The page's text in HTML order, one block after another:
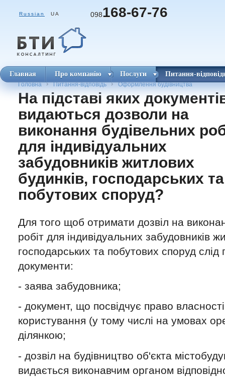
Russian UA 098168-67-76
Главная Про компанію Послуги Питання-
Головна Питання-відповідь Оформлення будівництва
На підставі яких
видаються дозволи на
виконання будівельних
для індивідуальних
забудовників житлових
будинків, господарських та
побутових споруд?
Для того щоб отримати дозвіл на
робіт для індивідуальних забудовників
господарських та побутових споруд слід
документи:
- заява забудовника;
- документ, що посвідчує право
користування (у тому числі на умовах
ділянкою;
- дозвіл на будівництво об'єкта
видається виконавчим органом